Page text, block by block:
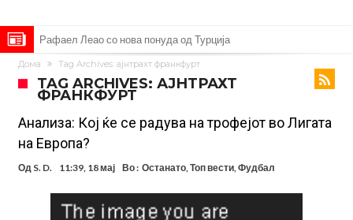
Тикет на денот (петок, 07.08.2026)
Фиренца во транс од Мастантоно
Продаден резервниот голман на Сити за 50 милиони евра
Сврзуваат уште еден англиски репрезентативец со Ливерпул
Замена за Влаховиќ: Напаѓачот на Манчестер доаѓа во Јувентус!
УЕФА повторно се заканува со бојкот на турнирите на ФИФА
Дома Tag Archives: ајнтрахт франкфурт
TAG ARCHIVES: АЈНТРАХТ
ФРАНКФУРТ
Aнализа: Кој ќе се радува на трофејот во Лигата
на Европа?
Од S. D. 11:39, 18 мај Во : Останато, Топ вести, Фудбал